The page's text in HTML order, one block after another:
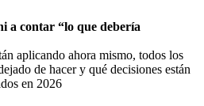
a contar “lo que debería
aplicando ahora mismo, todos los
de hacer y qué decisiones están
en 2026